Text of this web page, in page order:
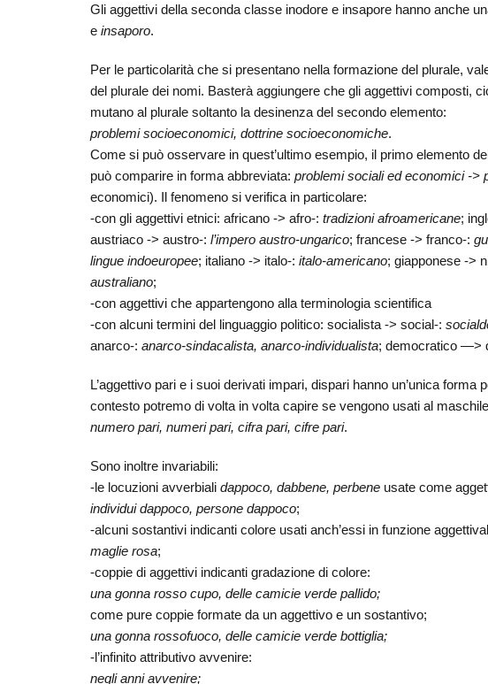
Gli aggettivi della seconda classe inodore e insapore hanno anche
e insaporo.
Per le particolarità che si presentano nella formazione del plurale,
del plurale dei nomi. Basterà aggiungere che gli aggettivi composti,
mutano al plurale soltanto la desinenza del secondo elemento:
problemi socioeconomici, dottrine socioeconomiche.
Come si può osservare in quest’ultimo esempio, il primo elemento
può comparire in forma abbreviata: problemi sociali ed economici ->
economici). Il fenomeno si verifica in particolare:
-con gli aggettivi etnici: africano -> afro-: tradizioni afroamericane;
austriaco -> austro-: l’impero austro-ungarico; francese -> franco-:
lingue indoeuropee; italiano -> italo-: italo-americano; giapponese ->
australiano;
-con aggettivi che appartengono alla terminologia scientifica
-con alcuni termini del linguaggio politico: socialista -> social-:
anarco-: anarco-sindacalista, anarco-individualista; democratico —>
L’aggettivo pari e i suoi derivati impari, dispari hanno un’unica forma
contesto potremo di volta in volta capire se vengono usati al
numero pari, numeri pari, cifra pari, cifre pari.
Sono inoltre invariabili:
-le locuzioni avverbiali dappoco, dabbene, perbene usate come
individui dappoco, persone dappoco;
-alcuni sostantivi indicanti colore usati anch’essi in funzione
maglie rosa;
-coppie di aggettivi indicanti gradazione di colore:
una gonna rosso cupo, delle camicie verde pallido;
come pure coppie formate da un aggettivo e un sostantivo;
una gonna rossofuoco, delle camicie verde bottiglia;
-l’infinito attributivo avvenire:
negli anni avvenire;